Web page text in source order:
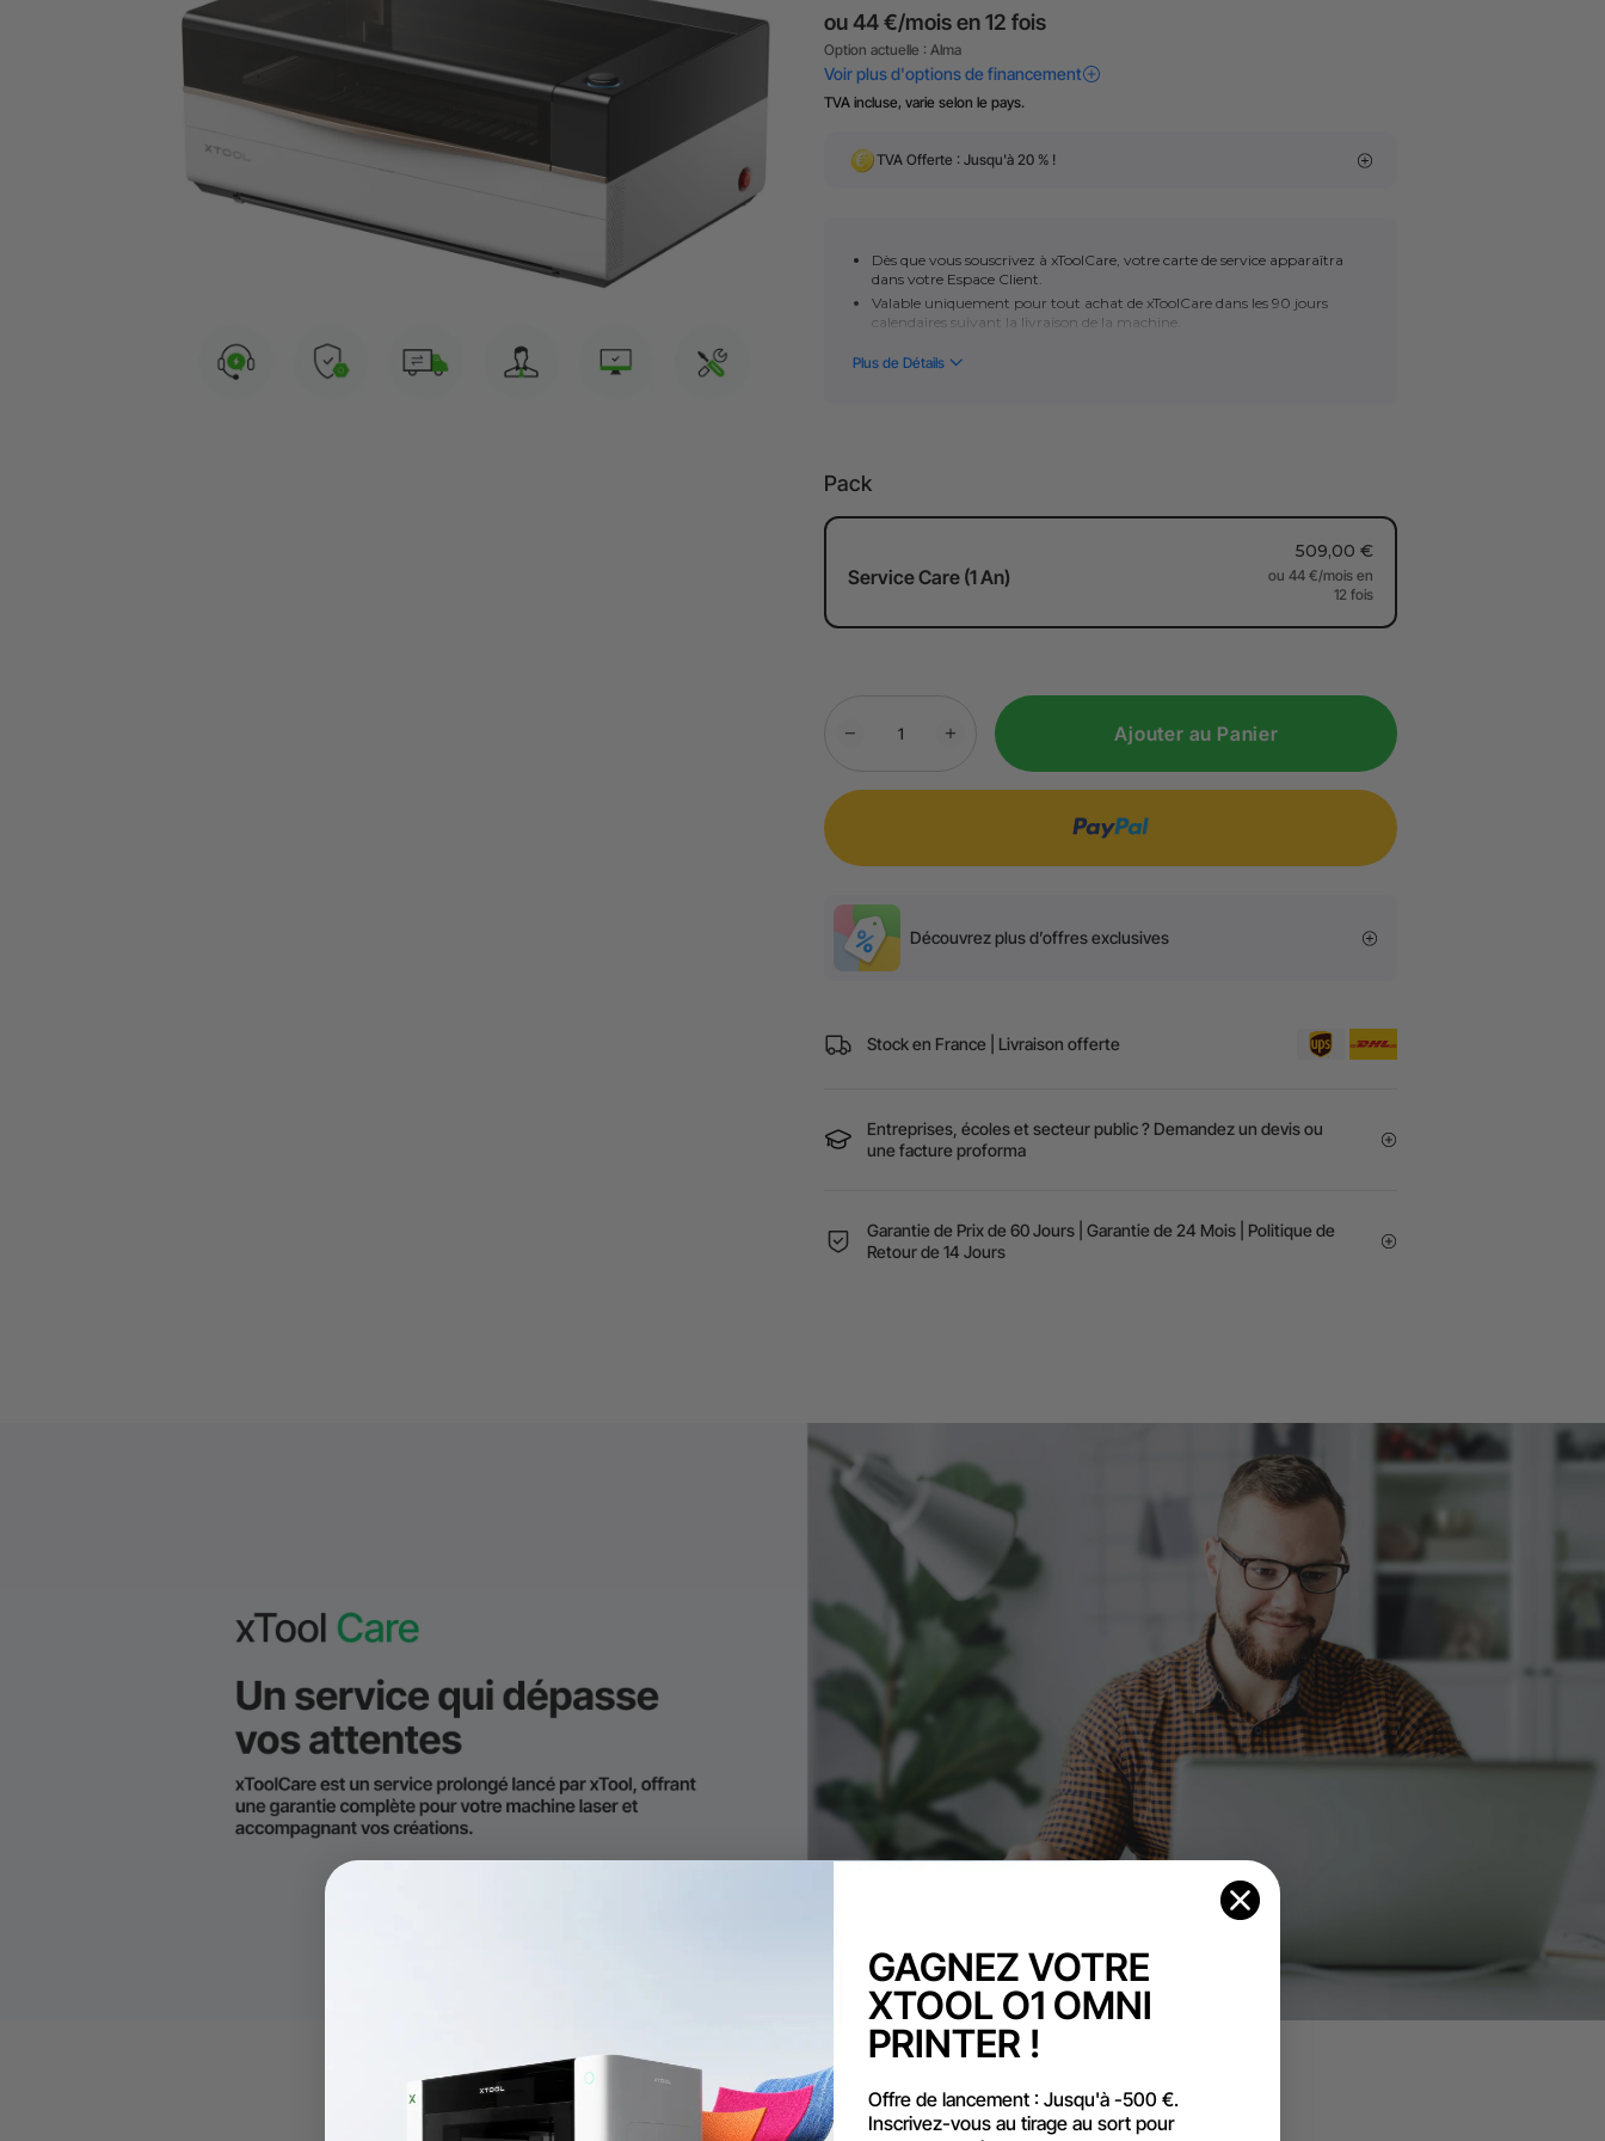
TVA incluse, varie selon le pays.
TVA Offerte : Jusqu'à 20 % !
Dès que vous souscrivez à xToolCare, votre carte de service apparaîtra
dans votre Espace Client.
Valable uniquement pour tout achat de xToolCare dans les 90 jours
calendaires suivant la livraison de la machine.
logicielle ou matérielle.
Pack
Service Care (1 An)
509,00 €
Ajouter au Panier
Découvrez plus d’offres exclusives
Stock en France | Livraison offerte
Entreprises, écoles et secteur public ? Demandez un devis ou
une facture proforma
Garantie de Prix de 60 Jours | Garantie de 24 Mois | Politique de
Retour de 14 Jours
GAGNEZ VOTRE
XTOOL O1 OMNI
PRINTER !
Offre de lancement : Jusqu'à -500 €.
Inscrivez-vous au tirage au sort pour